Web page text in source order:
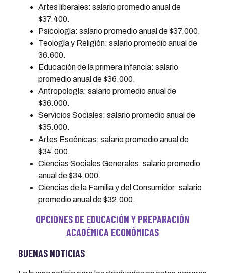
Artes liberales: salario promedio anual de
$37.400.
Psicología: salario promedio anual de $37.000.
Teología y Religión: salario promedio anual de
36.600.
Educación de la primera infancia: salario
promedio anual de $36.000.
Antropología: salario promedio anual de
$36.000.
Servicios Sociales: salario promedio anual de
$35.000.
Artes Escénicas: salario promedio anual de
$34.000.
Ciencias Sociales Generales: salario promedio
anual de $34.000.
Ciencias de la Familia y del Consumidor: salario
promedio anual de $32.000.
OPCIONES DE EDUCACIÓN Y PREPARACIÓN
ACADÉMICA ECONÓMICAS
BUENAS NOTICIAS